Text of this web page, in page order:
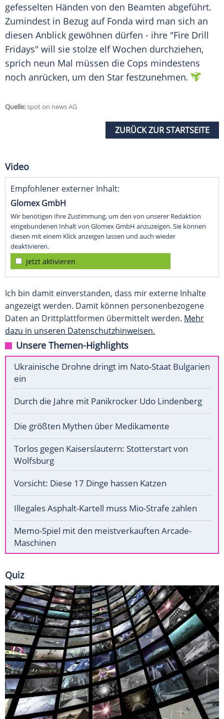
gefesselten Händen von den Beamten abgeführt.
Zumindest in Bezug auf Fonda wird man sich an
diesen Anblick gewöhnen dürfen - ihre "Fire Drill
Fridays" will sie stolze elf Wochen durchziehen,
sprich neun Mal müssen die Cops mindestens
noch anrücken, um den Star festzunehmen.
Quelle:spot on news AG
ZURÜCK ZUR STARTSEITE
Video
Empfohlener externer Inhalt:
Glomex GmbH
Wir benötigen Ihre Zustimmung, um den von unserer Redaktion
eingebundenen Inhalt von Glomex GmbH anzuzeigen. Sie können
diesen mit einem Klick anzeigen lassen und auch wieder
deaktivieren.
jetzt aktivieren
Ich bin damit einverstanden, dass mir externe Inhalte
angezeigt werden. Damit können personenbezogene
Daten an Drittplattformen übermittelt werden. Mehr
dazu in unseren Datenschutzhinweisen.
Unsere Themen-Highlights
Ukrainische Drohne dringt im Nato-Staat Bulgarien
ein
Durch die Jahre mit Panikrocker Udo Lindenberg
Die größten Mythen über Medikamente
Torlos gegen Kaiserslautern: Stotterstart von
Wolfsburg
Vorsicht: Diese 17 Dinge hassen Katzen
Illegales Asphalt-Kartell muss Mio-Strafe zahlen
Memo-Spiel mit den meistverkauften Arcade-
Maschinen
Quiz